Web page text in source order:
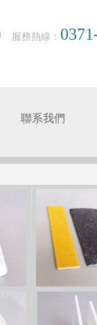
服務熱線：
聯系我們